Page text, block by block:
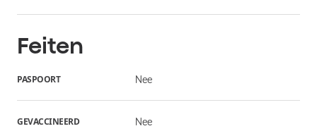
Feiten
PASPOORT Nee
GEVACCINEERD Nee